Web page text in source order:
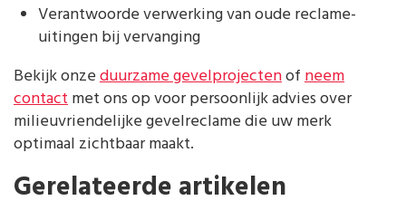
Verantwoorde verwerking van oude reclame-
uitingen bij vervanging
Bekijk onzeduurzame gevelprojectenofneem
contactmet ons op voor persoonlijk advies over
milieuvriendelijke gevelreclame die uw merk
optimaal zichtbaar maakt.
Gerelateerde artikelen